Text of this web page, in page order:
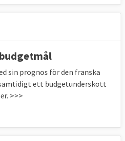
sin prognos för den franska
ett budgetunderskott
>>>